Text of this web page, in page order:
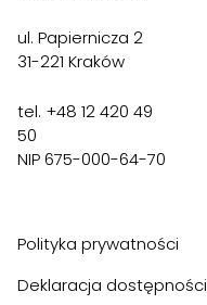
ul. Papiernicza 2
31-221 Kraków
tel. +48 12 420 49
50
NIP 675-000-64-70
Polityka prywatności
Deklaracja dostępności